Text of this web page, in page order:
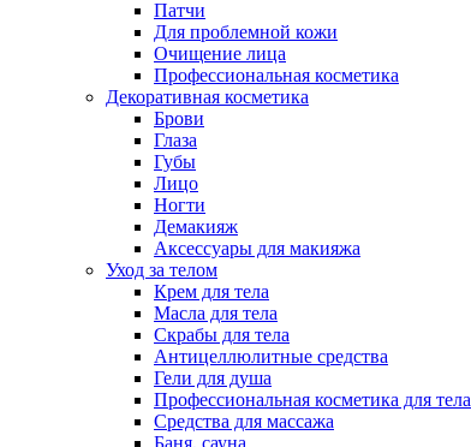
Патчи
Для проблемной кожи
Очищение лица
Профессиональная косметика
Декоративная косметика
Брови
Глаза
Губы
Лицо
Ногти
Демакияж
Аксессуары для макияжа
Уход за телом
Крем для тела
Масла для тела
Скрабы для тела
Антицеллюлитные средства
Гели для душа
Профессиональная косметика для тела
Средства для массажа
Баня, сауна